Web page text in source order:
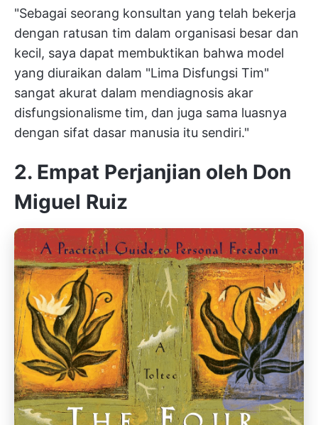
"Sebagai seorang konsultan yang telah bekerja
dengan ratusan tim dalam organisasi besar dan
kecil, saya dapat membuktikan bahwa model
yang diuraikan dalam "Lima Disfungsi Tim"
sangat akurat dalam mendiagnosis akar
disfungsionalisme tim, dan juga sama luasnya
dengan sifat dasar manusia itu sendiri."
2. Empat Perjanjian oleh Don
Miguel Ruiz